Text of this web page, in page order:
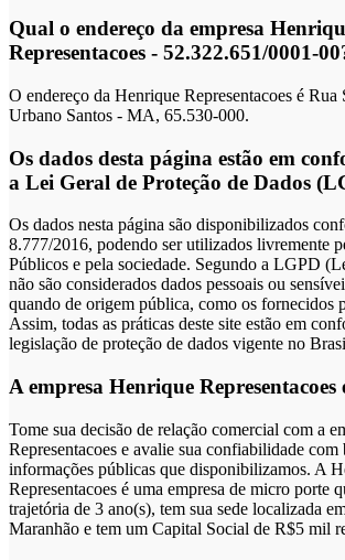
Qual o endereço da empresa
Representacoes - 52.322.651/0001-
O endereço da Henrique Representacoes é
Urbano Santos - MA, 65.530-000.
Os dados desta página estão em
a Lei Geral de Proteção de Dados
Os dados nesta página são disponibilizados
8.777/2016, podendo ser utilizados livremente
Públicos e pela sociedade. Segundo a LGPD
não são considerados dados pessoais ou
quando de origem pública, como os fornecidos
Assim, todas as práticas deste site estão em
legislação de proteção de dados vigente no
A empresa Henrique Representacoes
Tome sua decisão de relação comercial com a
Representacoes e avalie sua confiabilidade com
informações públicas que disponibilizamos. A
Representacoes é uma empresa de micro porte
trajetória de 3 ano(s), tem sua sede localizada
Maranhão e tem um Capital Social de R$5 mil